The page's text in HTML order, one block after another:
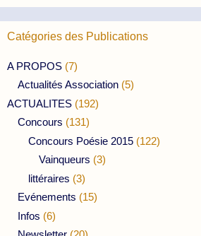
Catégories des Publications
A PROPOS (7)
Actualités Association (5)
ACTUALITES (192)
Concours (131)
Concours Poésie 2015 (122)
Vainqueurs (3)
littéraires (3)
Evénements (15)
Infos (6)